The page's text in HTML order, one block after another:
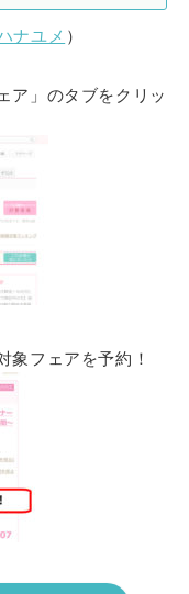
ナユメ ）
ア」のタブをクリッ
象フェアを予約！